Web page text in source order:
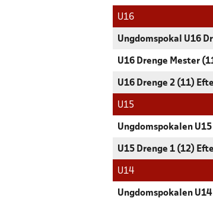
U16
Ungdomspokal U16
U16 Drenge Mester
U16 Drenge 2 (11)
U15
Ungdomspokalen
U15 Drenge 1 (12)
U14
Ungdomspokalen